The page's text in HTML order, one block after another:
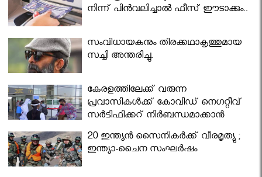
നിന്ന് പിൻവലിച്ചാൽ ഫീസ് ഈടാക്കും..
സംവിധായകനും തിരക്കഥാകൃത്തുമായ
സച്ചി അന്തരിച്ചു.
കേരളത്തിലേക്ക് വരുന്ന
പ്രവാസികള്‍ക്ക് കോവിഡ് നെഗറ്റീവ്
സര്‍ട്ടിഫിക്കറ്റ് നിർബന്ധമാക്കാൻ
മന്ത്രിസഭ
20 ഇന്ത്യൻ സൈനികർക്ക് വീരമൃത്യു ;
ഇന്ത്യാ-ചൈന സംഘർഷം